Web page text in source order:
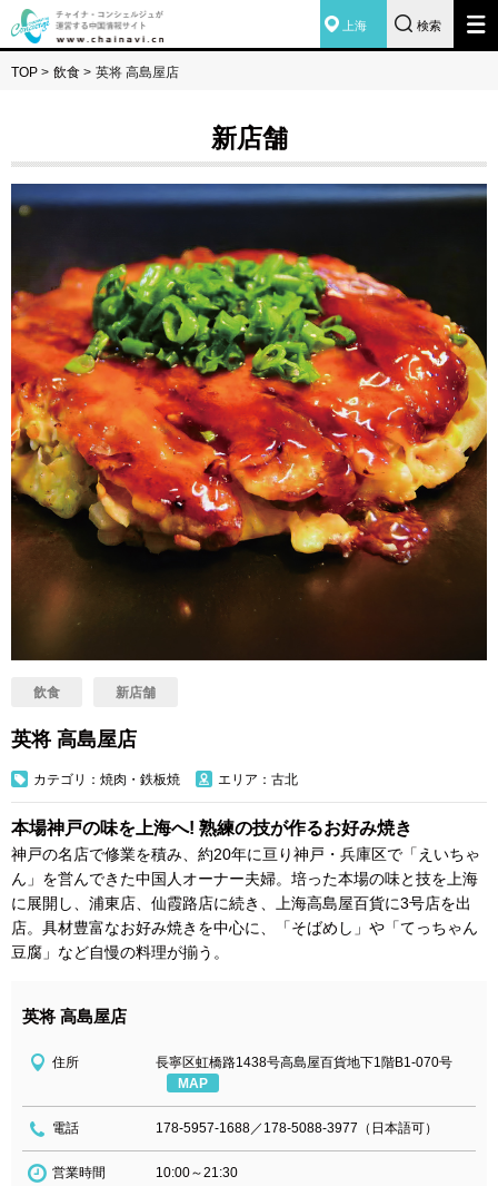
上海 検索
TOP > 飲食 > 英将 高島屋店
新店舗
飲食 新店舗
英将 高島屋店
カテゴリ：焼肉・鉄板焼 エリア：古北
本場神戸の味を上海へ! 熟練の技が作るお好み焼き
神戸の名店で修業を積み、約20年に亘り神戸・兵庫区で「えいちゃ
ん」を営んできた中国人オーナー夫婦。培った本場の味と技を上海
に展開し、浦東店、仙霞路店に続き、上海高島屋百貨に3号店を出
店。具材豊富なお好み焼きを中心に、「そばめし」や「てっちゃん
豆腐」など自慢の料理が揃う。
英将 高島屋店
住所
長寧区虹橋路1438号高島屋百貨地下1階B1-070号
MAP
電話 178-5957-1688／178-5088-3977（日本語可）
営業時間 10:00～21:30